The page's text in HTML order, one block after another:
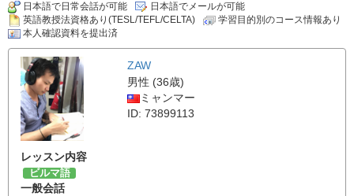
日本語で日常会話が可能
日本語でメールが可能
英語教授法資格あり(TESL/TEFL/CELTA)
学習目的別のコース情報あり
本人確認資料を提出済
ZAW
男性 (36歳)
ミャンマー
ID: 73899113
レッスン内容
ビルマ語
一般会話